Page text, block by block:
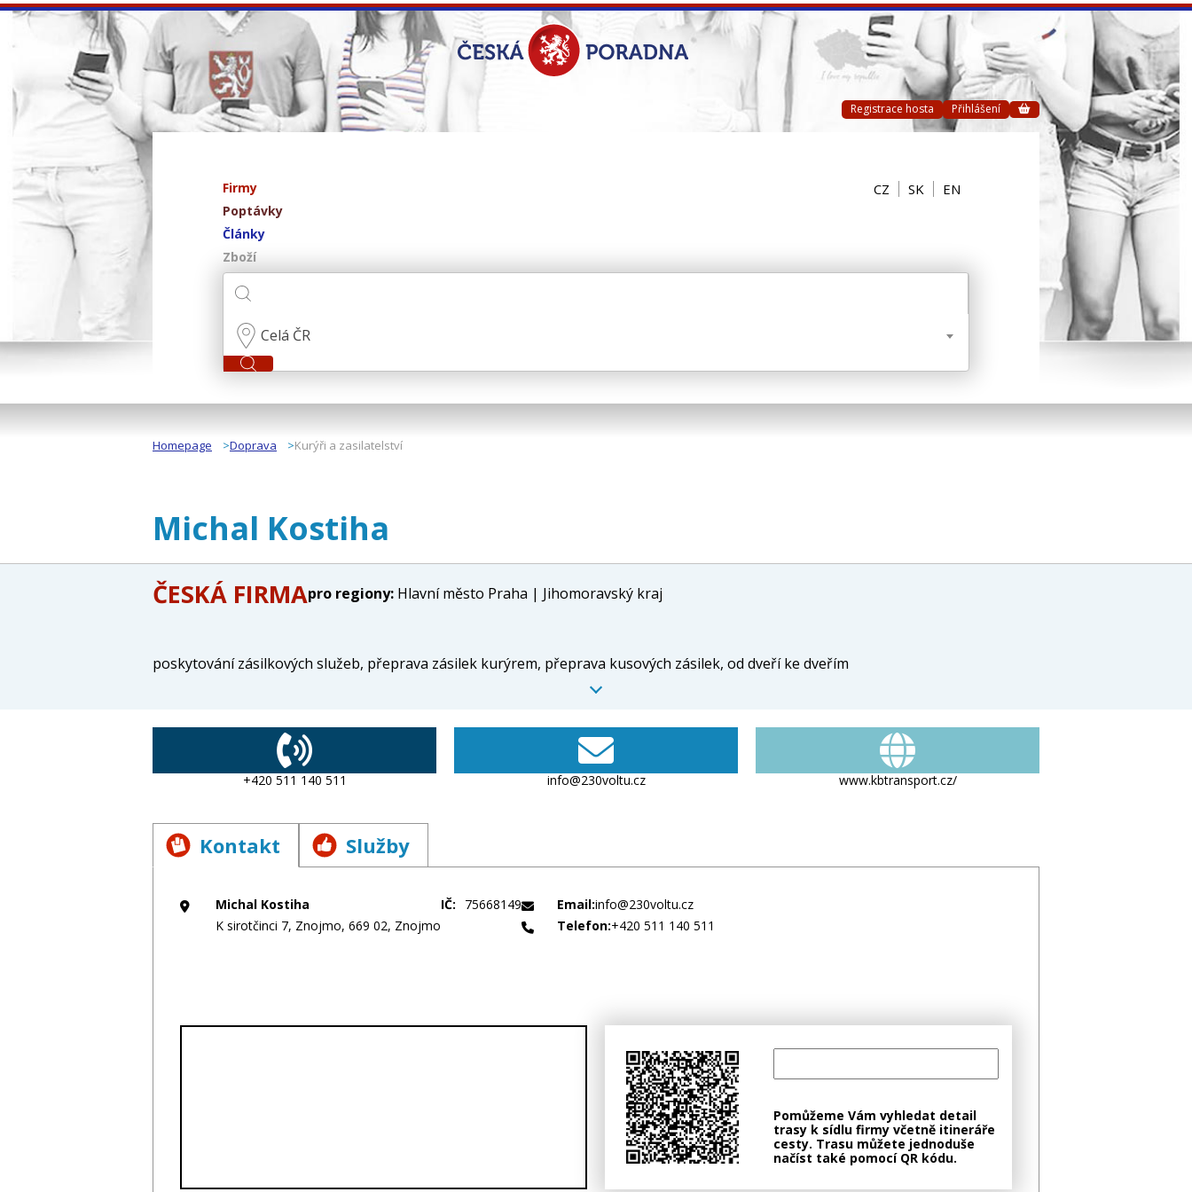
Registrace hosta Přihlášení
Firmy
Poptávky
Články
Zboží
CZ SK EN
Celá ČR
Homepage Doprava Kurýři a zasilatelství
Michal Kostiha
ČESKÁ FIRMApro regiony: Hlavní město Praha | Jihomoravský kraj
poskytování zásilkových služeb, přeprava zásilek kurýrem, přeprava kusových zásilek, od dveří ke dveřím
+420 511 140 511 info@230voltu.cz www.kbtransport.cz/
Kontakt Služby
Michal Kostiha
K sirotčinci 7, Znojmo, 669 02, Znojmo
IČ: 75668149 Email:info@230voltu.cz
Telefon:+420 511 140 511
Pomůžeme Vám vyhledat detail
trasy k sídlu firmy včetně itineráře
cesty. Trasu můžete jednoduše
načíst také pomocí QR kódu.